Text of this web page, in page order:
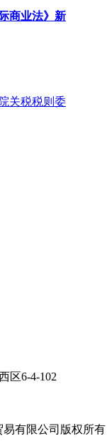
际商业法》新
关税税则委
区6-4-102
易有限公司版权所有